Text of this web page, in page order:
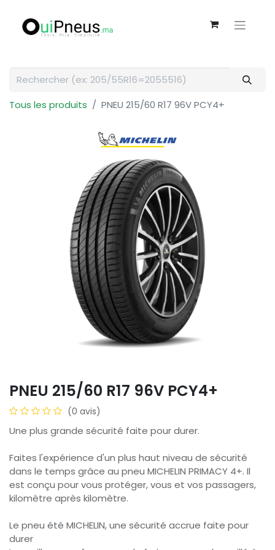
Tous les produits PNEU 215/60 R17 96V PCY4+
PNEU 215/60 R17 96V PCY4+
(0 avis)
Une plus grande sécurité faite pour durer.
Faites l'expérience d'un plus haut niveau de sécurité
dans le temps grâce au pneu MICHELIN PRIMACY 4+. Il
est conçu pour vous protéger, vous et vos passagers,
kilomètre après kilomètre.
Le pneu été MICHELIN, une sécurité accrue faite pour
durer